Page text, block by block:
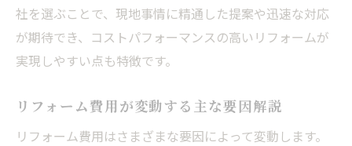
リフォーム費用節約に役立つ補助金情報
岐阜県で使えるリフォーム補助金の探し方
リフォーム費用軽減に補助金が有効な理由
リフォーム費用と補助金申請の注意点
社を選ぶことで、現地事情に精通した提案や迅速な対応
が期待でき、コストパフォーマンスの高いリフォームが
実現しやすい点も特徴です。
リフォーム費用が変動する主な要因解説
リフォーム費用はさまざまな要因によって変動します。